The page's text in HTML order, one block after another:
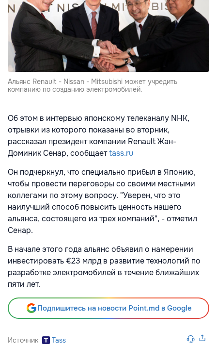
Альянс Renault - Nissan - Mitsubishi может учредить
компанию по созданию электромобилей.
Об этом в интервью японскому телеканалу NHK,
отрывки из которого показаны во вторник,
рассказал президент компании Renault Жан-
Доминик Сенар, сообщаетtass.ru
Он подчеркнул, что специально прибыл в Японию,
чтобы провести переговоры со своими местными
коллегами по этому вопросу. "Уверен, что это
наилучший способ повысить ценность нашего
альянса, состоящего из трех компаний", - отметил
Сенар.
В начале этого года альянс объявил о намерении
инвестировать €23 млрд в развитие технологий по
разработке электромобилей в течение ближайших
пяти лет.
Подпишитесь на новости Point.md в Google
Источник Tass